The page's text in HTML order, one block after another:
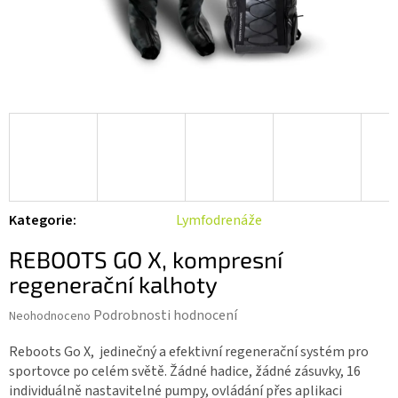
Kategorie: Lymfodrenáže
REBOOTS GO X, kompresní
regenerační kalhoty
Průměrné
produktu
0,0
Neohodnoceno Podrobnosti hodnocení
Reboots Go X, jedinečný a efektivní regenerační systém pro
sportovce po celém světě. Žádné hadice, žádné zásuvky, 16
individuálně nastavitelné pumpy, ovládání přes aplikaci